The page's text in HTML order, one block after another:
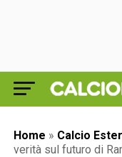
Home » Calcio
verità sul futuro di